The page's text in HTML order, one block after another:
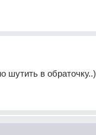
шутить в обраточку..)